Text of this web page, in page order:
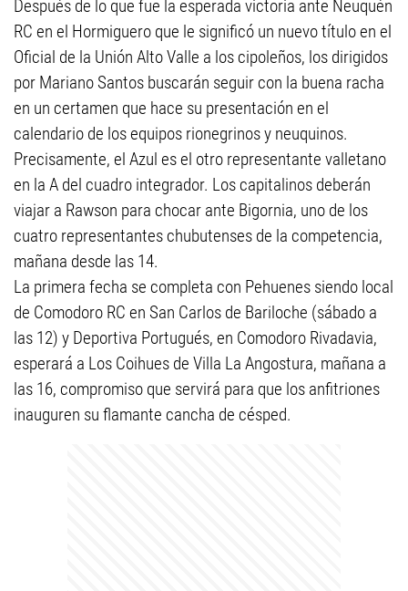
Después de lo que fue la esperada victoria ante Neuquén
RC en el Hormiguero que le significó un nuevo título en el
Oficial de la Unión Alto Valle a los cipoleños, los dirigidos
por Mariano Santos buscarán seguir con la buena racha
en un certamen que hace su presentación en el
calendario de los equipos rionegrinos y neuquinos.
Precisamente, el Azul es el otro representante valletano
en la A del cuadro integrador. Los capitalinos deberán
viajar a Rawson para chocar ante Bigornia, uno de los
cuatro representantes chubutenses de la competencia,
mañana desde las 14.
La primera fecha se completa con Pehuenes siendo local
de Comodoro RC en San Carlos de Bariloche (sábado a
las 12) y Deportiva Portugués, en Comodoro Rivadavia,
esperará a Los Coihues de Villa La Angostura, mañana a
las 16, compromiso que servirá para que los anfitriones
inauguren su flamante cancha de césped.